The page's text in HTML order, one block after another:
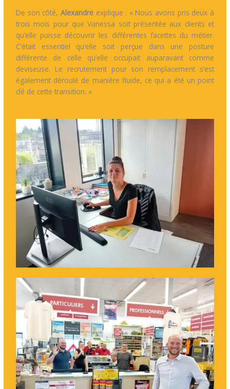
De son côté, Alexandreexplique : « Nous avons pris deux à
trois mois pour que Vanessa soit présentée aux clients et
qu’elle puisse découvrir les différentes facettes du métier.
C’était essentiel qu’elle soit perçue dans une posture
différente de celle qu’elle occupait auparavant comme
deviseuse. Le recrutement pour son remplacement s’est
également déroulé de manière fluide, ce qui a été un point
clé de cette transition. »